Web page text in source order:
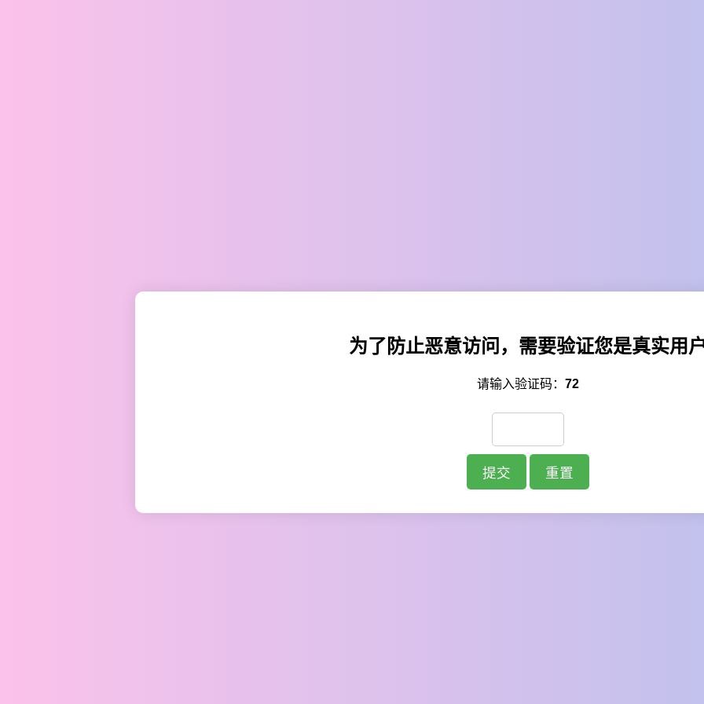
为了防止恶意访问，需要验证您是真实用
请输入验证码： 72
提交 重置